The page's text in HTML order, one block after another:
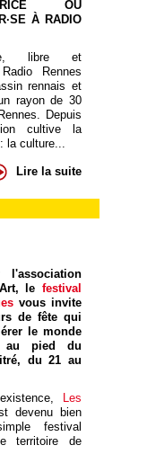
OU
À RADIO
libre et
Rennes
rennais et
rayon de 30
Depuis
cultive la
la culture...
Lire la suite
l'association
le festival
vous invite
de fête qui
le monde
au pied du
du 21 au
Les
devenu bien
festival
territoire de